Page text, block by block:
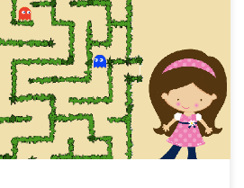
las sumas de números de tres cifras
que no llegan a formar una unidad del
a debe buscar el resultado entre los
y llegar hasta él.